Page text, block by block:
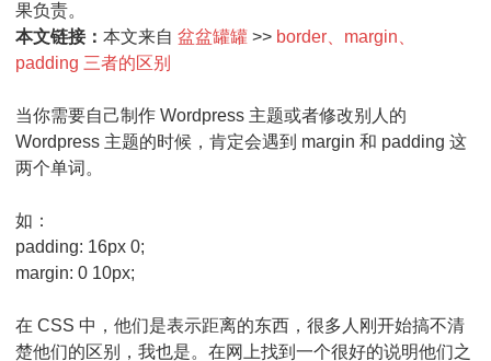
果负责。
本文链接： 本文来自 盆盆罐罐 >> border、margin、
padding 三者的区别
当你需要自己制作 Wordpress 主题或者修改别人的
Wordpress 主题的时候，肯定会遇到 margin 和 padding 这
两个单词。
如：
padding: 16px 0;
margin: 0 10px;
在 CSS 中，他们是表示距离的东西，很多人刚开始搞不清
楚他们的区别，我也是。在网上找到一个很好的说明他们之